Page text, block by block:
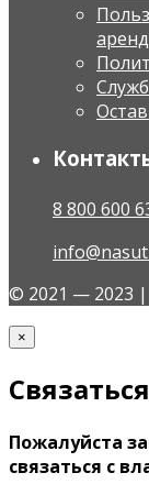
8 800 600
© 2021 — 2023 |
×
Пожалуйста
связаться с